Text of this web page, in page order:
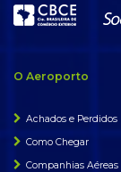
O Aeroporto
Achados e Perdidos
Como Chegar
Companhias Aéreas